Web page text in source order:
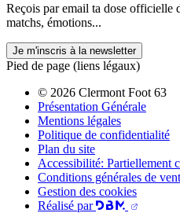
Reçois par email ta dose officielle
matchs, émotions...
Je m'inscris à la newsletter
Pied de page (liens légaux)
© 2026 Clermont Foot 63
Présentation Générale
Mentions légales
Politique de confidentialité
Plan du site
Accessibilité: Partiellement
Conditions générales de
Gestion des cookies
Réalisé par